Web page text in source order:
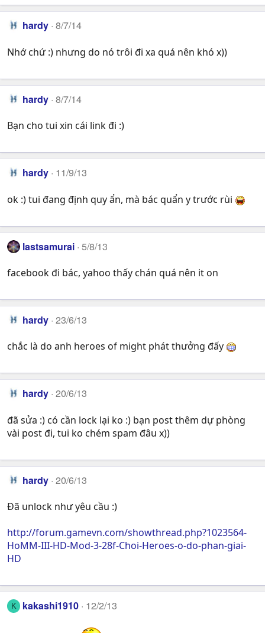
hardy 8/7/14
Nhớ chứ :) nhưng do nó trôi đi xa quá nên khó x))
hardy 8/7/14
Bạn cho tui xin cái link đi :)
hardy 11/9/13
ok :) tui đang định quy ẩn, mà bác quẩn y trước rùi
lastsamurai 5/8/13
facebook đi bác, yahoo thấy chán quá nên it on
hardy 23/6/13
chắc là do anh heroes of might phát thưởng đấy
hardy 20/6/13
đã sửa :) có cần lock lại ko :) bạn post thêm dự phòng
vài post đi, tui ko chém spam đâu x))
hardy 20/6/13
Đã unlock như yêu cầu :)
http://forum.gamevn.com/showthread.php?1023564-
HoMM-III-HD-Mod-3-28f-Choi-Heroes-o-do-phan-giai-
HD
K kakashi1910 12/2/13